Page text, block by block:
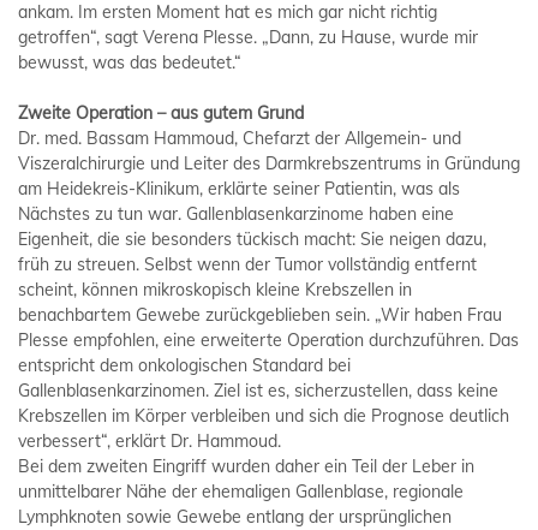
ankam. Im ersten Moment hat es mich gar nicht richtig
getroffen“, sagt Verena Plesse. „Dann, zu Hause, wurde mir
bewusst, was das bedeutet.“
Zweite Operation – aus gutem Grund
Dr. med. Bassam Hammoud, Chefarzt der Allgemein- und
Viszeralchirurgie und Leiter des Darmkrebszentrums in Gründung
am Heidekreis-Klinikum, erklärte seiner Patientin, was als
Nächstes zu tun war. Gallenblasenkarzinome haben eine
Eigenheit, die sie besonders tückisch macht: Sie neigen dazu,
früh zu streuen. Selbst wenn der Tumor vollständig entfernt
scheint, können mikroskopisch kleine Krebszellen in
benachbartem Gewebe zurückgeblieben sein. „Wir haben Frau
Plesse empfohlen, eine erweiterte Operation durchzuführen. Das
entspricht dem onkologischen Standard bei
Gallenblasenkarzinomen. Ziel ist es, sicherzustellen, dass keine
Krebszellen im Körper verbleiben und sich die Prognose deutlich
verbessert“, erklärt Dr. Hammoud.
Bei dem zweiten Eingriff wurden daher ein Teil der Leber in
unmittelbarer Nähe der ehemaligen Gallenblase, regionale
Lymphknoten sowie Gewebe entlang der ursprünglichen